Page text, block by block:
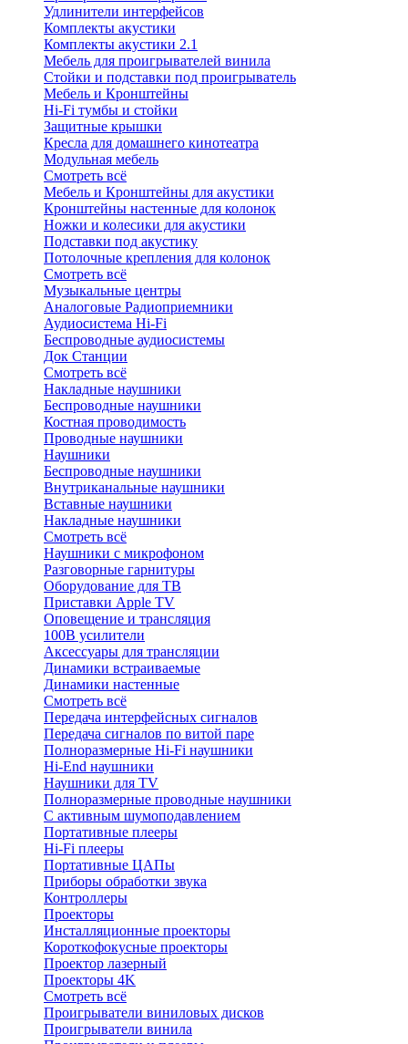
Удлинители интерфейсов
Комплекты акустики
Комплекты акустики 2.1
Мебель для проигрывателей винила
Стойки и подставки под проигрыватель
Мебель и Кронштейны
Hi-Fi тумбы и стойки
Защитные крышки
Кресла для домашнего кинотеатра
Модульная мебель
Смотреть всё
Мебель и Кронштейны для акустики
Кронштейны настенные для колонок
Ножки и колесики для акустики
Подставки под акустику
Потолочные крепления для колонок
Смотреть всё
Музыкальные центры
Аналоговые Радиоприемники
Аудиосистема Hi-Fi
Беспроводные аудиосистемы
Док Станции
Смотреть всё
Накладные наушники
Беспроводные наушники
Костная проводимость
Проводные наушники
Наушники
Беспроводные наушники
Внутриканальные наушники
Вставные наушники
Накладные наушники
Смотреть всё
Наушники с микрофоном
Разговорные гарнитуры
Оборудование для ТВ
Приставки Apple TV
Оповещение и трансляция
100В усилители
Аксессуары для трансляции
Динамики встраиваемые
Динамики настенные
Смотреть всё
Передача интерфейсных сигналов
Передача сигналов по витой паре
Полноразмерные Hi-Fi наушники
Hi-End наушники
Наушники для TV
Полноразмерные проводные наушники
С активным шумоподавлением
Портативные плееры
Hi-Fi плееры
Портативные ЦАПы
Приборы обработки звука
Контроллеры
Проекторы
Инсталляционные проекторы
Короткофокусные проекторы
Проектор лазерный
Проекторы 4K
Смотреть всё
Проигрыватели виниловых дисков
Проигрыватели винила